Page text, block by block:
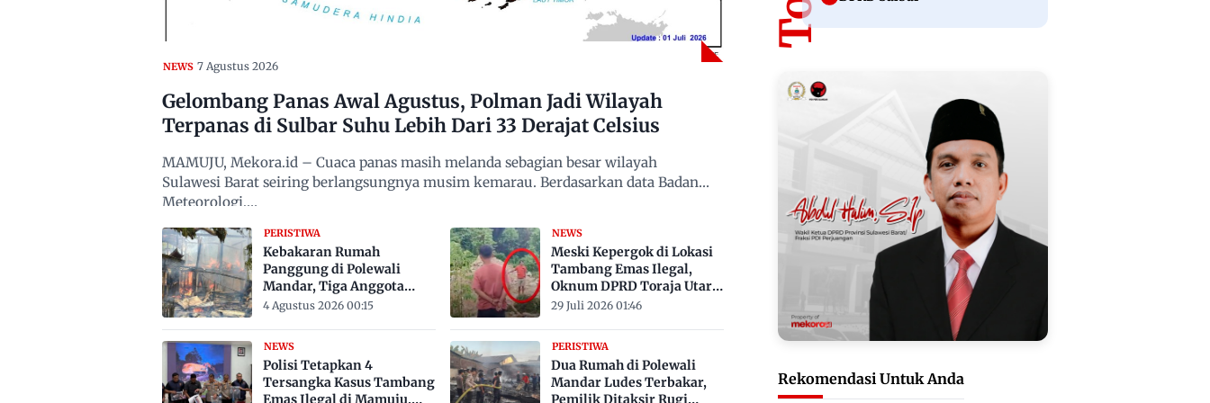
NEWS 7 Agustus 2026
Gelombang Panas Awal Agustus, Polman Jadi Wilayah
Terpanas di Sulbar Suhu Lebih Dari 33 Derajat Celsius
MAMUJU, Mekora.id – Cuaca panas masih melanda sebagian besar wilayah
Sulawesi Barat seiring berlangsungnya musim kemarau. Berdasarkan data Badan
Meteorologi,…
PERISTIWA
Kebakaran Rumah
Panggung di Polewali
Mandar, Tiga Anggota
Keluarga Tewas Terjebak
4 Agustus 2026 00:15
NEWS
Meski Kepergok di Lokasi
Tambang Emas Ilegal,
Oknum DPRD Toraja Utara
Belum Jadi Tersangka
29 Juli 2026 01:46
NEWS
Polisi Tetapkan 4
Tersangka Kasus Tambang
Emas Ilegal di Mamuju,
PERISTIWA
Dua Rumah di Polewali
Mandar Ludes Terbakar,
Pemilik Ditaksir Rugi
Rekomendasi Untuk Anda